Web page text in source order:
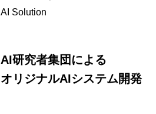
AI Solution
AI研究者集団による
オリジナルAIシステム開発